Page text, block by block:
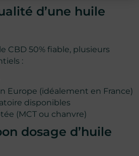
d’une huile
CBD 50% fiable, plusieurs
:
Europe (idéalement en France)
disponibles
(MCT ou chanvre)
dosage d’huile